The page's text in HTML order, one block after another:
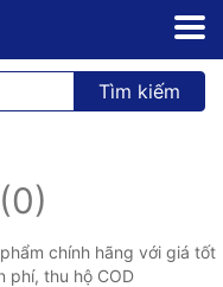
Tìm kiếm
(0)
chính hãng với giá tốt
phí, thu hộ COD